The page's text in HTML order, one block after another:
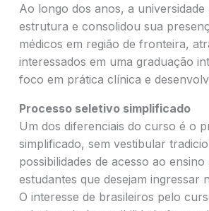
Ao longo dos anos, a universidade
estrutura e consolidou sua
médicos em região de fronteira,
interessados em uma graduação
foco em prática clínica e
Processo seletivo simplificado
Um dos diferenciais do curso é o
simplificado, sem vestibular
possibilidades de acesso ao
estudantes que desejam ingressar
O interesse de brasileiros pelo